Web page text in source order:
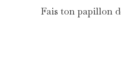
Fais ton papillon